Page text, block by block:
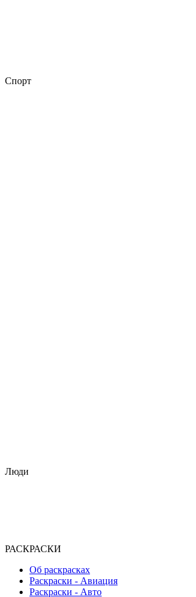
Спорт
Люди
РАСКРАСКИ
Об раскрасках
Раскраски - Авиация
Раскраски - Авто